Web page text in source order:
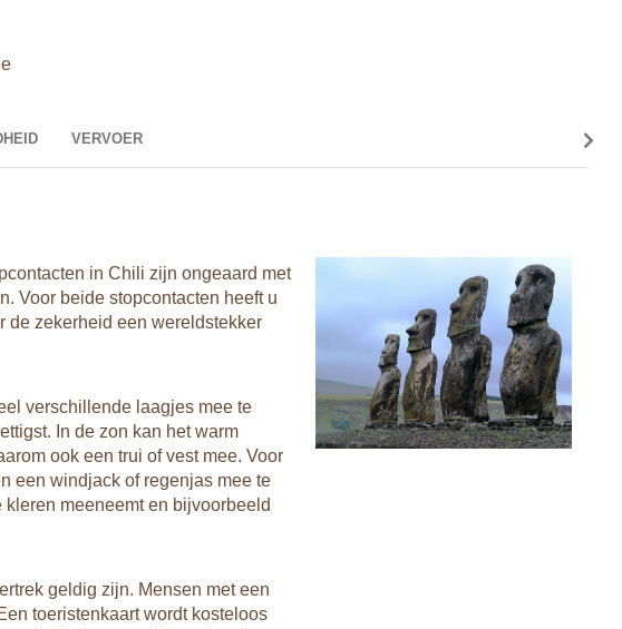
VERVOER
in Chili zijn ongeaard met
Voor beide stopcontacten heeft u
de zekerheid een wereldstekker
verschillende laagjes mee te
In de zon kan het warm
ook een trui of vest mee. Voor
een windjack of regenjas mee te
meeneemt en bijvoorbeeld
geldig zijn. Mensen met een
toeristenkaart wordt kosteloos